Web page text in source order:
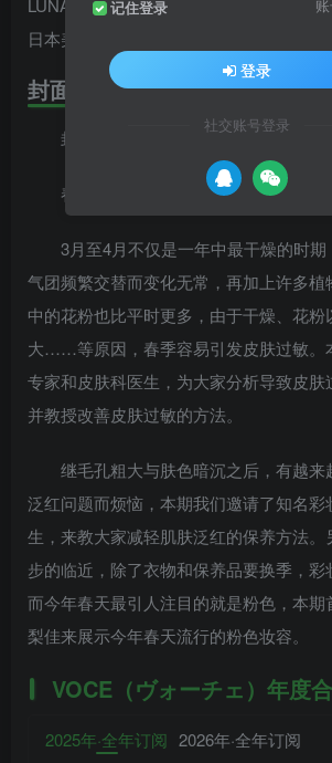
LUNASOL、MAQuillAGE、SUQQU 等
日本美妆趋势与护肤资讯的读者提供专业
封面故事
封面人物：HANA
春季敏感肌护理教程
3月至4月不仅是一年中最干燥的时
气团频繁交替而变化无常，再加上许多
中的花粉也比平时更多，由于干燥、花粉
大……等原因，春季容易引发皮肤过敏。
专家和皮肤科医生，为大家分析导致皮肤
并教授改善皮肤过敏的方法。
继毛孔粗大与肤色暗沉之后，有越
泛红问题而烦恼，本期我们邀请了知名彩
生，来教大家减轻肌肤泛红的保养方法。
步的临近，除了衣物和保养品要换季，彩
而今年春天最引人注目的就是粉色，本期
梨佳来展示今年春天流行的粉色妆容。
VOCE（ヴォーチェ）年度
2025年·全年订阅 2026年·全年订阅
记住登录
登录
社交账号登录